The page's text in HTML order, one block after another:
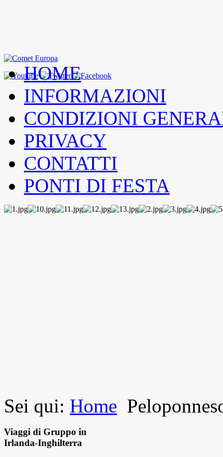
HOME
INFORMAZIONI
CONDIZIONI
PRIVACY
CONTATTI
PONTI DI FESTA
Sei qui: Home
Viaggi di Gruppo in
Irlanda-Inghilterra